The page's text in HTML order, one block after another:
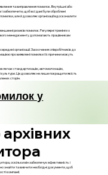
та виправлення помилок. Внутрішні або
забезпечити, щоб всі дані були оброблені
але й дозволяє організації вдосконалити
ризиків помилок. Регулярні тренінги з
менеджменту допомагають працівникам
організації. Заохочення співробітників до
про виявлені помилки і їх причини можуть
стандартизацію, автоматизацію,
культури. Це дозволяє не лише покращити якість
сторін.
у
оскільки він забезпечує ефективність і
знайти та вивчити необхідні документи, щоб
компанії.